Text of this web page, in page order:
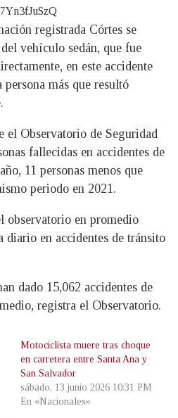
registrada Córtes se
vehículo sedán, que fue
en este accidente
más que resultó
el Observatorio de Seguridad
fallecidas en accidentes de
11 personas menos que
periodo en 2021.
observatorio en promedio
diario en accidentes de tránsito
dado 15,062 accidentes de
registra el Observatorio.
Motociclista muere tras choque
en carretera entre Santa Ana y
San Salvador
sábado, 13 junio 2026 10:31 PM
En «Nacionales»